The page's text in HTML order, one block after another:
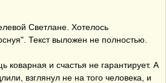
Светлане. Хотелось
Текст выложен не полностью.
коварная и счастья не гарантирует. А
взглянул не на того человека, и